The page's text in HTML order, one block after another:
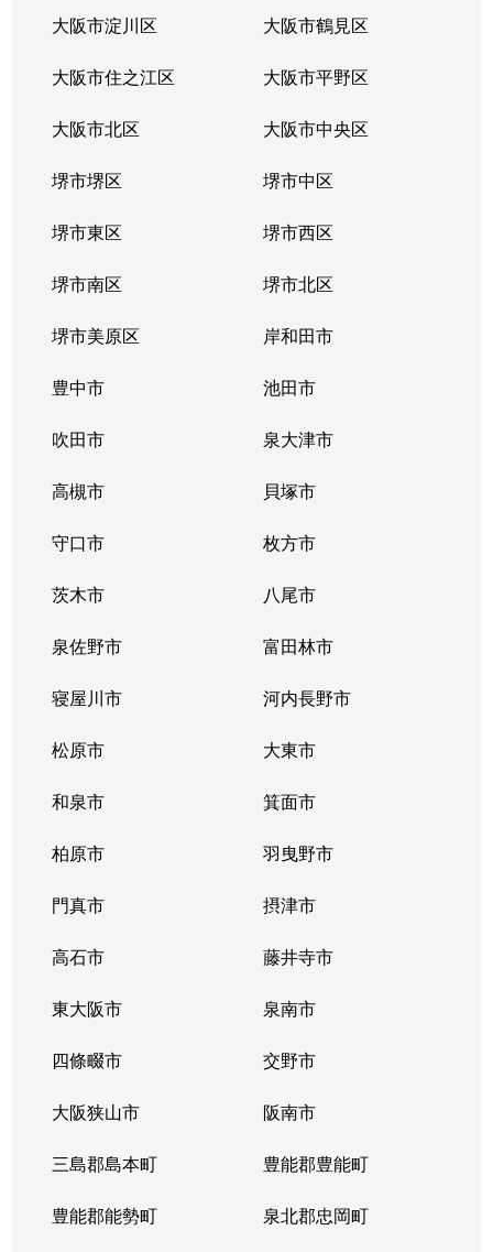
大阪市淀川区 大阪市鶴見区
大阪市住之江区 大阪市平野区
大阪市北区 大阪市中央区
堺市堺区 堺市中区
堺市東区 堺市西区
堺市南区 堺市北区
堺市美原区 岸和田市
豊中市 池田市
吹田市 泉大津市
高槻市 貝塚市
守口市 枚方市
茨木市 八尾市
泉佐野市 富田林市
寝屋川市 河内長野市
松原市 大東市
和泉市 箕面市
柏原市 羽曳野市
門真市 摂津市
高石市 藤井寺市
東大阪市 泉南市
四條畷市 交野市
大阪狭山市 阪南市
三島郡島本町 豊能郡豊能町
豊能郡能勢町 泉北郡忠岡町